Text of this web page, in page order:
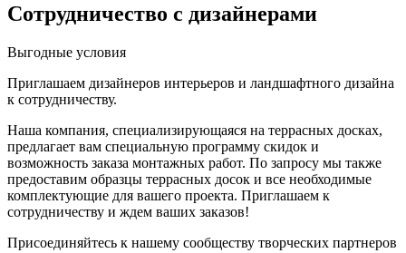
Сотрудничество с дизайнерами
Выгодные условия
Приглашаем дизайнеров интерьеров и ландшафтного дизайна
к сотрудничеству.
Наша компания, специализирующаяся на террасных досках,
предлагает вам специальную программу скидок и
возможность заказа монтажных работ. По запросу мы также
предоставим образцы террасных досок и все необходимые
комплектующие для вашего проекта. Приглашаем к
сотрудничеству и ждем ваших заказов!
Присоединяйтесь к нашему сообществу творческих партнеров